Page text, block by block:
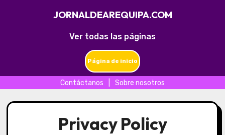
Ver todas las páginas
JORNALDEAREQUIPA.COM
Página de inicio
Contáctanos Sobre nosotros
to
Privacy Policy